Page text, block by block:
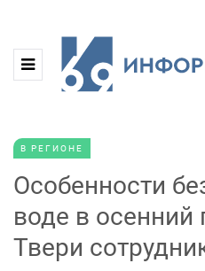
В РЕГИОНЕ
Особенности
воде в осенний
Твери